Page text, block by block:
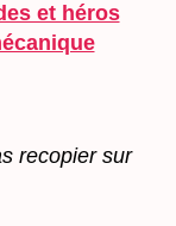
et héros
recopier sur